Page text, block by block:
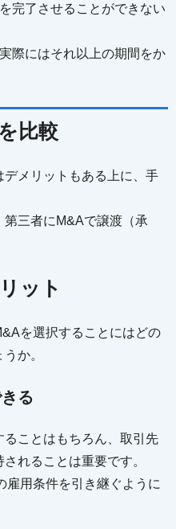
完了させることができない
際にはそれ以上の期間をか
比較
メリットもある上に、手
三者にM&Aで譲渡（承
リット
を選択することにはどの
か。
る
ことはもちろん、取引先
れることは重要です。
雇用条件を引き継ぐように